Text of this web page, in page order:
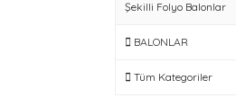
Şekilli Folyo Balonlar
BALONLAR
Tüm Kategoriler